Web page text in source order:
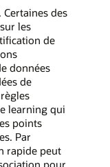
Certaines des
les
de
données
de
learning qui
points
Par
rapide peut
pour